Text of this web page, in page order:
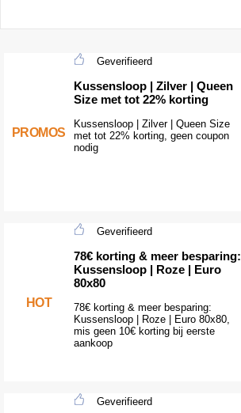
PROMOS
Geverifieerd
Kussensloop | Zilver | Queen
Size met tot 22% korting
Kussensloop | Zilver | Queen Size
met tot 22% korting, geen coupon
nodig
HOT
Geverifieerd
78€ korting & meer besparing:
Kussensloop | Roze | Euro
80x80
78€ korting & meer besparing:
Kussensloop | Roze | Euro 80x80,
mis geen 10€ korting bij eerste
aankoop
Geverifieerd